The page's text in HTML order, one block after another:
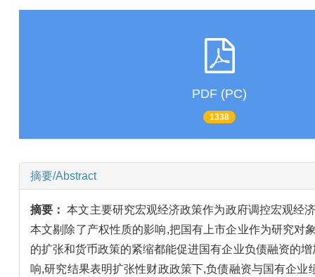
PDF (PC)
1338
摘要/Abstract
摘要：本文主要研究宏观经济政策作为政府调控宏观经
本文剔除了产权性质的影响,把国有上市企业作为研究对
的扩张和货币政策的紧缩都能促进国有企业负债融资的
响,研究结果表明扩张性财政政策下,负债融资与国有企